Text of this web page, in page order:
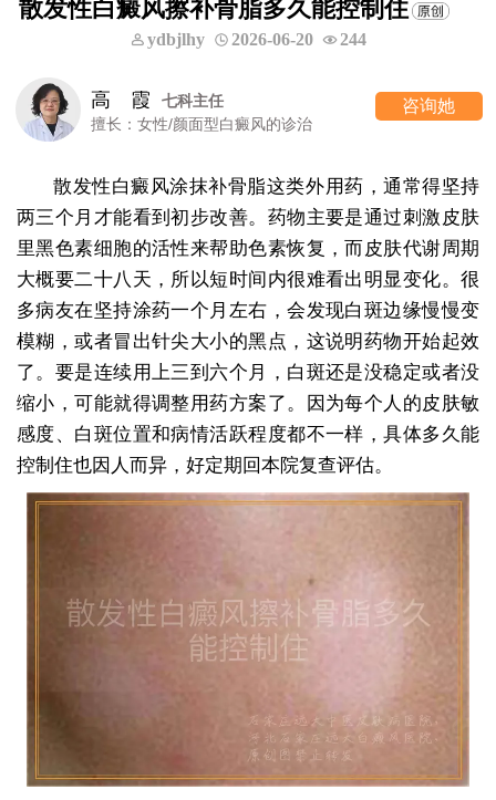
散发性白癜风擦补骨脂多久能控制住
ydbjlhy 2026-06-20 244
高 霞
七科主任
擅长：女性/颜面型白癜风的诊治
咨询她
散发性白癜风涂抹补骨脂这类外用药，通常得坚持
两三个月才能看到初步改善。药物主要是通过刺激皮肤
里黑色素细胞的活性来帮助色素恢复，而皮肤代谢周期
大概要二十八天，所以短时间内很难看出明显变化。很
多病友在坚持涂药一个月左右，会发现白斑边缘慢慢变
模糊，或者冒出针尖大小的黑点，这说明药物开始起效
了。要是连续用上三到六个月，白斑还是没稳定或者没
缩小，可能就得调整用药方案了。因为每个人的皮肤敏
感度、白斑位置和病情活跃程度都不一样，具体多久能
控制住也因人而异，好定期回本院复查评估。